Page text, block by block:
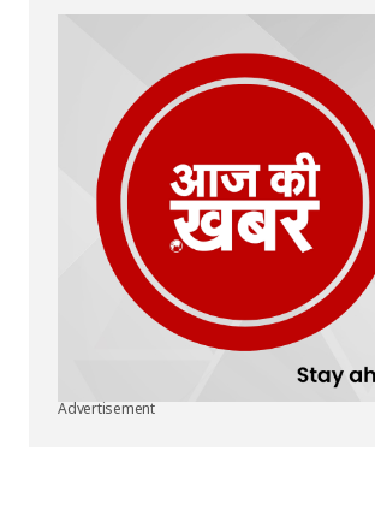
Advertisement